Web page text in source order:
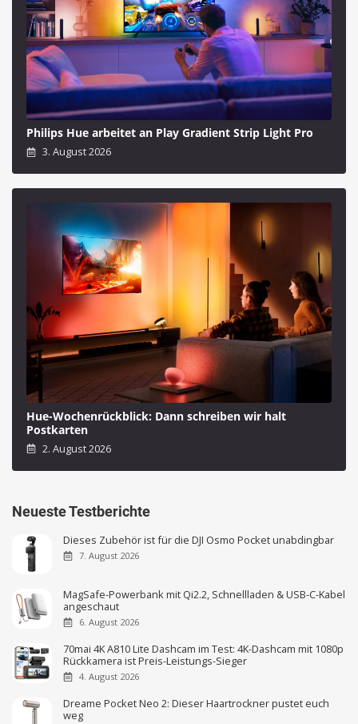
Philips Hue arbeitet an Play Gradient Strip Light Pro
3. August 2026
Hue-Wochenrückblick: Dann schreiben wir halt
Postkarten
2. August 2026
Neueste Testberichte
Dieses Zubehör ist für die DJI Osmo Pocket unabdingbar
7. August 2026
MagSafe-Powerbank mit Qi2.2, Schnellladen & USB-C-Kabel
angeschaut
6. August 2026
70mai 4K A810 Lite Dashcam im Test: 4K-Dashcam mit 1080p
Rückkamera ist Preis-Leistungs-Sieger
4. August 2026
Dreame Pocket Neo 2: Dieser Haartrockner pustet euch
weg